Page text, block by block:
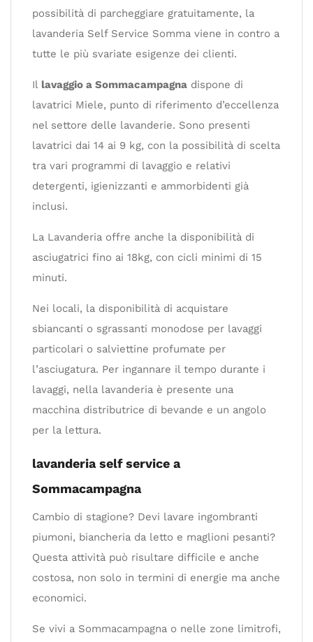
possibilità di parcheggiare gratuitamente, la
lavanderia Self Service Somma viene in contro a
tutte le più svariate esigenze dei clienti.
Il lavaggio a Sommacampagna dispone di
lavatrici Miele, punto di riferimento d’eccellenza
nel settore delle lavanderie. Sono presenti
lavatrici dai 14 ai 9 kg, con la possibilità di scelta
tra vari programmi di lavaggio e relativi
detergenti, igienizzanti e ammorbidenti già
inclusi.
La Lavanderia offre anche la disponibilità di
asciugatrici fino ai 18kg, con cicli minimi di 15
minuti.
Nei locali, la disponibilità di acquistare
sbiancanti o sgrassanti monodose per lavaggi
particolari o salviettine profumate per
l’asciugatura. Per ingannare il tempo durante i
lavaggi, nella lavanderia è presente una
macchina distributrice di bevande e un angolo
per la lettura.
lavanderia self service a
Sommacampagna
Cambio di stagione? Devi lavare ingombranti
piumoni, biancheria da letto e maglioni pesanti?
Questa attività può risultare difficile e anche
costosa, non solo in termini di energie ma anche
economici.
Se vivi a Sommacampagna o nelle zone limitrofi,